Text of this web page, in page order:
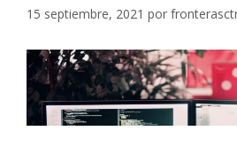
15 septiembre, 2021 por